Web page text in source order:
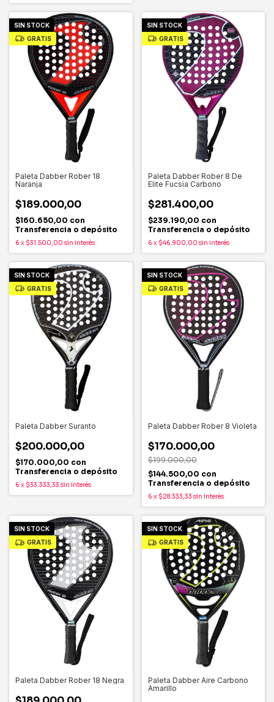
SIN STOCK
GRATIS
Paleta Dabber Rober 18
Naranja
$189.000,00
$160.650,00 con
Transferencia o depósito
6 x $31.500,00 sin interés
SIN STOCK
GRATIS
Paleta Dabber Rober 8 De
Elite Fucsia Carbono
$281.400,00
$239.190,00 con
Transferencia o depósito
6 x $46.900,00 sin interés
SIN STOCK
GRATIS
Paleta Dabber Suranto
$200.000,00
$170.000,00 con
Transferencia o depósito
6 x $33.333,33 sin interés
SIN STOCK
GRATIS
Paleta Dabber Rober 8 Violeta
$170.000,00
$199.000,00
$144.500,00 con
Transferencia o depósito
6 x $28.333,33 sin interés
SIN STOCK
GRATIS
Paleta Dabber Rober 18 Negra
SIN STOCK
GRATIS
Paleta Dabber Aire Carbono
Amarillo